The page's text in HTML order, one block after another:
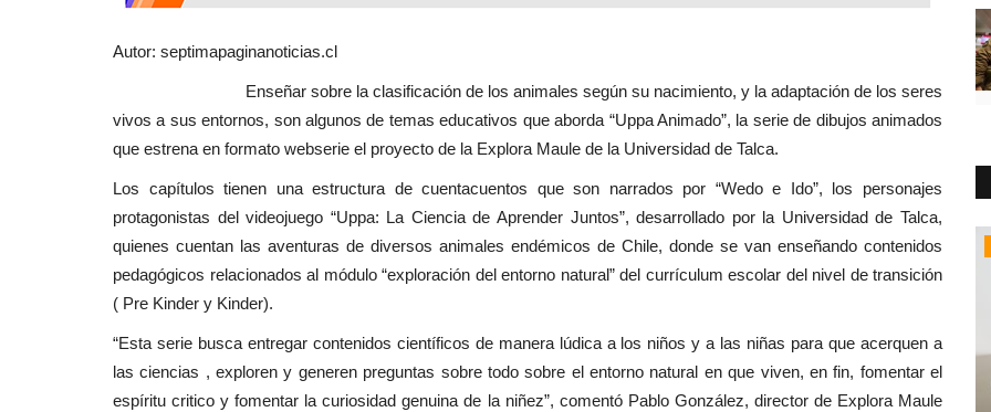
Autor: septimapaginanoticias.cl
Enseñar sobre la clasificación de los animales según su nacimiento, y la adaptación de los seres
vivos a sus entornos, son algunos de temas educativos que aborda “Uppa Animado”, la serie de dibujos animados
que estrena en formato webserie el proyecto de la Explora Maule de la Universidad de Talca.
Los capítulos tienen una estructura de cuentacuentos que son narrados por “Wedo e Ido”, los personajes
protagonistas del videojuego “Uppa: La Ciencia de Aprender Juntos”, desarrollado por la Universidad de Talca,
quienes cuentan las aventuras de diversos animales endémicos de Chile, donde se van enseñando contenidos
pedagógicos relacionados al módulo “exploración del entorno natural” del currículum escolar del nivel de transición
( Pre Kinder y Kinder).
“Esta serie busca entregar contenidos científicos de manera lúdica a los niños y a las niñas para que acerquen a
las ciencias , exploren y generen preguntas sobre todo sobre el entorno natural en que viven, en fin, fomentar el
espíritu critico y fomentar la curiosidad genuina de la niñez”, comentó Pablo González, director de Explora Maule
Espectáculos Tribunales